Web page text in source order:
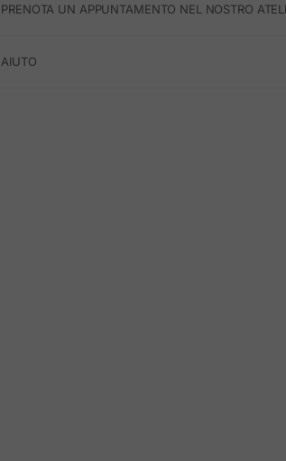
PRENOTA UN APPUNTAMENTO NEL NOSTRO
AIUTO